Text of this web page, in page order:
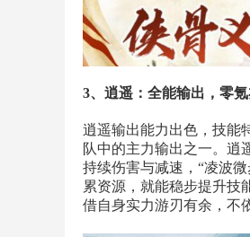
3、逍遥：全能输出，零
逍遥输出能力出色，技能
队中的主力输出之一。逍
持续伤害与减速，“凌波
累资源，就能稳步提升技
借自身实力游刃有余，不